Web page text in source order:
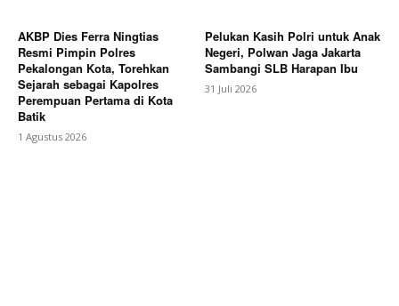
AKBP Dies Ferra Ningtias
Resmi Pimpin Polres
Pekalongan Kota, Torehkan
Sejarah sebagai Kapolres
Perempuan Pertama di Kota
Batik
1 Agustus 2026
Pelukan Kasih Polri untuk Anak
Negeri, Polwan Jaga Jakarta
Sambangi SLB Harapan Ibu
31 Juli 2026